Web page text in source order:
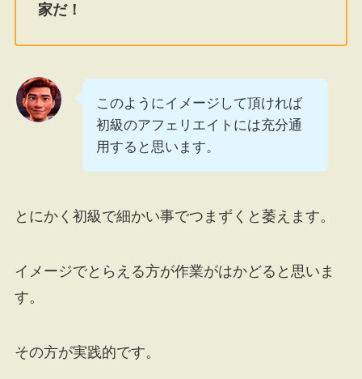
家だ！
このようにイメージして頂ければ
初級のアフェリエイトには充分通
用すると思います。
とにかく初級で細かい事でつまずくと萎えます。
イメージでとらえる方が作業がはかどると思いま
す。
その方が実践的です。